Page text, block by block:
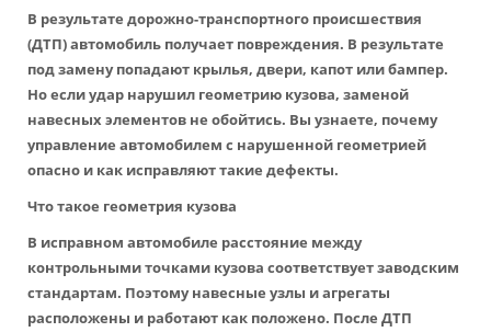
В результате дорожно-транспортного происшествия
(ДТП) автомобиль получает повреждения. В результате
под замену попадают крылья, двери, капот или бампер.
Но если удар нарушил геометрию кузова, заменой
навесных элементов не обойтись. Вы узнаете, почему
управление автомобилем с нарушенной геометрией
опасно и как исправляют такие дефекты.
Что такое геометрия кузова
В исправном автомобиле расстояние между
контрольными точками кузова соответствует заводским
стандартам. Поэтому навесные узлы и агрегаты
расположены и работают как положено. После ДТП